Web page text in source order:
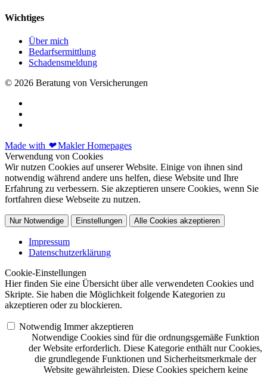
Wichtiges
Über mich
Bedarfsermittlung
Schadensmeldung
© 2026 Beratung von Versicherungen
Made with ❤Makler Homepages
Verwendung von Cookies
Wir nutzen Cookies auf unserer Website. Einige von ihnen sind
notwendig während andere uns helfen, diese Website und Ihre
Erfahrung zu verbessern. Sie akzeptieren unsere Cookies, wenn Sie
fortfahren diese Webseite zu nutzen.
Nur Notwendige Einstellungen Alle Cookies akzeptieren
Impressum
Datenschutzerklärung
Cookie-Einstellungen
Hier finden Sie eine Übersicht über alle verwendeten Cookies und
Skripte. Sie haben die Möglichkeit folgende Kategorien zu
akzeptieren oder zu blockieren.
Notwendig Immer akzeptieren
Notwendige Cookies sind für die ordnungsgemäße Funktion
der Website erforderlich. Diese Kategorie enthält nur Cookies,
die grundlegende Funktionen und Sicherheitsmerkmale der
Website gewährleisten. Diese Cookies speichern keine